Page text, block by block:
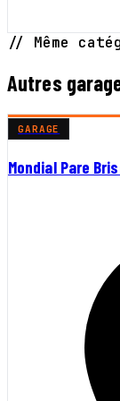
// Même
Autres
GARAGE
Mondial Pare